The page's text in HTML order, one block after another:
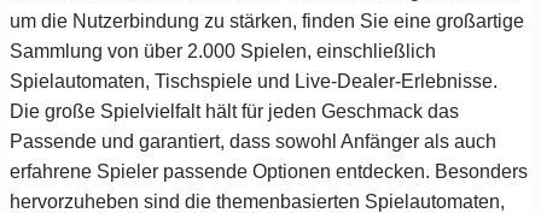
um die Nutzerbindung zu stärken, finden Sie eine großartige
Sammlung von über 2.000 Spielen, einschließlich
Spielautomaten, Tischspiele und Live-Dealer-Erlebnisse.
Die große Spielvielfalt hält für jeden Geschmack das
Passende und garantiert, dass sowohl Anfänger als auch
erfahrene Spieler passende Optionen entdecken. Besonders
hervorzuheben sind die themenbasierten Spielautomaten,